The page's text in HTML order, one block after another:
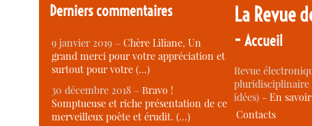
Derniers commentaires
9 janvier 2019 –Chère Liliane, Un
grand merci pour votre appréciation et
surtout pour votre (…)
30 décembre 2018 –Bravo !
Somptueuse et riche présentation de ce
merveilleux poète et érudit. (…)
La Revue
-Accueil
Revue
idées) -En
Contacts